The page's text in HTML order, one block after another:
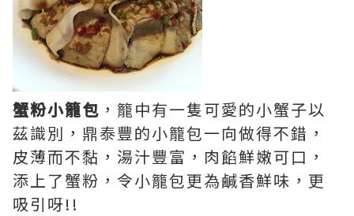
蟹粉小籠包 ，籠中有一隻可愛的小蟹子以
茲識別，鼎泰豐的小籠包一向做得不錯，
皮薄而不黏，湯汁豐富，肉餡鮮嫩可口，
添上了蟹粉，令小籠包更為鹹香鮮味，更
吸引呀!!